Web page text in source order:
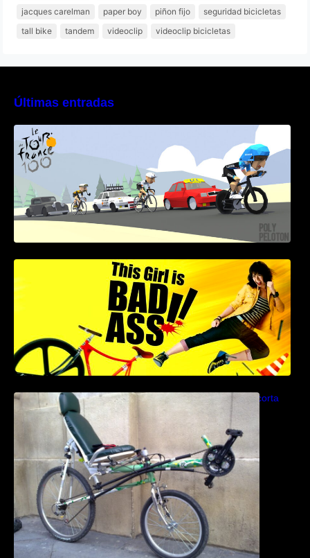
jacques carelman
paper boy piñon fijo
seguridad bicicletas
tall bike
tandem videoclip videoclip bicicletas
Últimas entradas
This Girl Is Badass – Escena lucha en bici
Como construir una bicicleta reclinada corta
paso a paso